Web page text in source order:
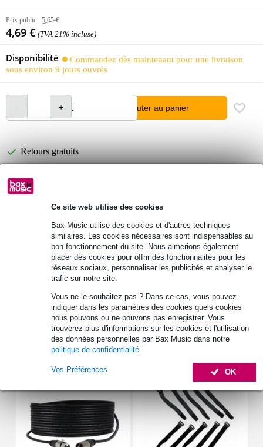
Ce site web utilise des cookies
Bax Music utilise des cookies et d'autres techniques
similaires. Les cookies nécessaires sont indispensables au
bon fonctionnement du site. Nous aimerions également
placer des cookies pour offrir des fonctionnalités pour les
réseaux sociaux, personnaliser les publicités et analyser le
trafic sur notre site.
Vous ne le souhaitez pas ? Dans ce cas, vous pouvez
indiquer dans les paramètres des cookies quels cookies
nous pouvons ou ne pouvons pas enregistrer. Vous
trouverez plus d'informations sur les cookies et l'utilisation
des données personnelles par Bax Music dans notre
politique de confidentialité
OK
Vos Préférences
Prix public 5,65 €
4,69 € (TVA 21% incluse)
Disponibilité
Commandez dès maintenant pour une livraison
sous environ 9 jours ouvrés
Ajouter au panier
Retours gratuits
Informations
Compatibilité : PL 7 RV 4 Ohm (NCS S 3000-N), PL 7 RV 8
Ohm (NCS S 3000-N)
Détails techniques : WEEE Reg. No. : DE 79837685
Afficher toutes les caractéristiques du produit
Accessoires (7)